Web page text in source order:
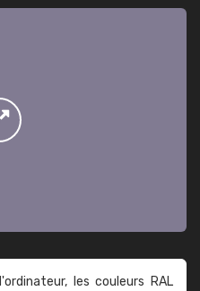
les couleurs RAL